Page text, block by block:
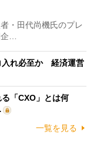
・田代尚機氏のプレ
…
入れ必至か 経済運営
「CXO」とは何
一覧を見る